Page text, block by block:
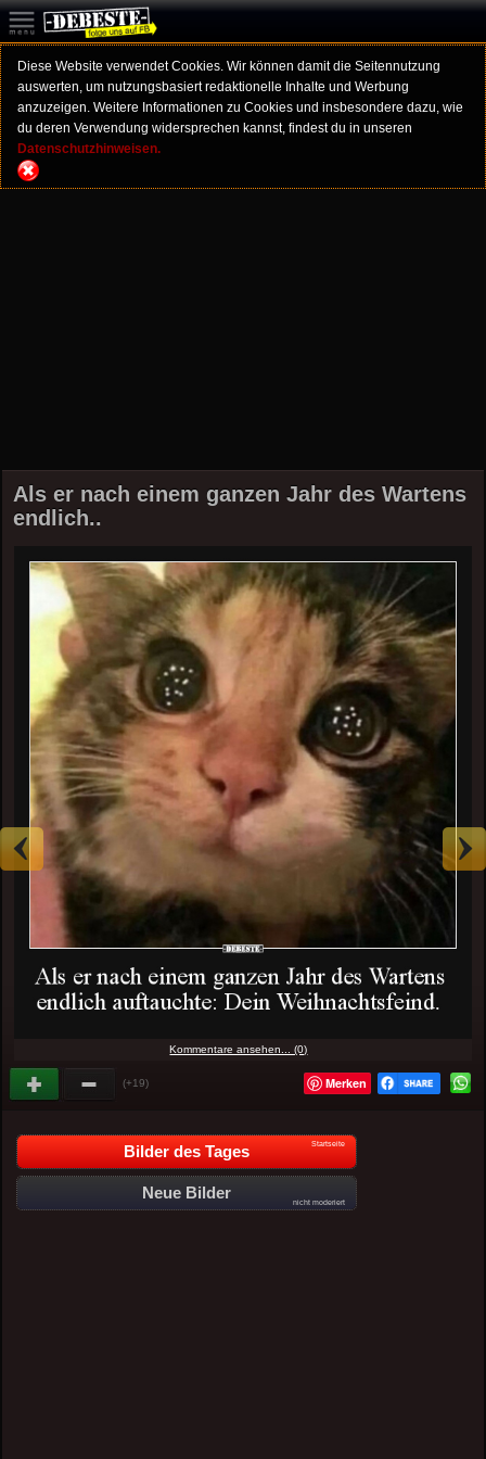
Diese Website verwendet Cookies. Wir können damit die Seitennutzung
auswerten, um nutzungsbasiert redaktionelle Inhalte und Werbung
anzuzeigen. Weitere Informationen zu Cookies und insbesondere dazu, wie
du deren Verwendung widersprechen kannst, findest du in unseren
Datenschutzhinweisen.
Als er nach einem ganzen Jahr des Wartens
endlich..
Kommentare ansehen... (0)
(+19) Merken
Bilder des Tages Startseite
Neue Bilder
nicht moderiert